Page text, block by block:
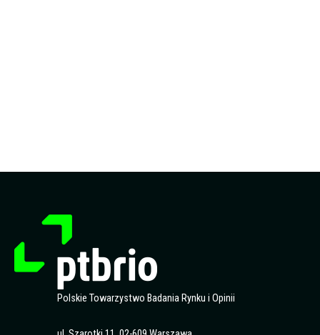
Polskie Towarzystwo Badania Rynku i Opinii